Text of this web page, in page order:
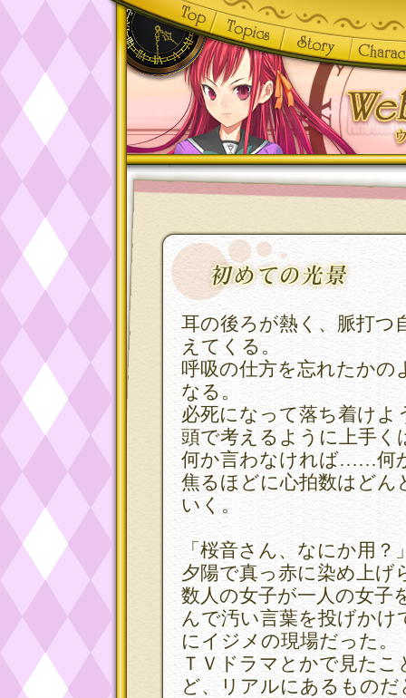
耳の後ろが熱く、脈打つ
えてくる。
呼吸の仕方を忘れたかの
なる。
必死になって落ち着けよ
頭で考えるように上手く
何か言わなければ……
焦るほどに心拍数はどん
いく。
「桜音さん、なにか用？
夕陽で真っ赤に染め上げ
数人の女子が一人の女子
んで汚い言葉を投げかけ
にイジメの現場だった。
ＴＶドラマとかで見た
ど、リアルにあるもの